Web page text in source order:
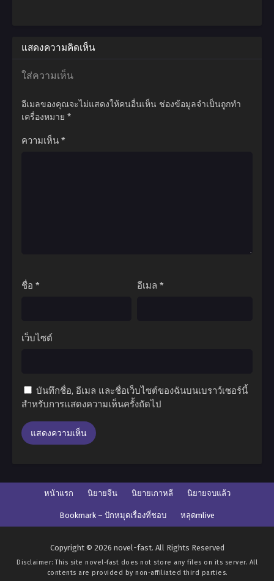
แสดงความคิดเห็น
ใส่ความเห็น
อีเมลของคุณจะไม่แสดงให้คนอื่นเห็น ช่องข้อมูลจำเป็นถูกทำ
เครื่องหมาย *
ความเห็น *
ชื่อ * อีเมล *
เว็บไซต์
บันทึกชื่อ, อีเมล และชื่อเว็บไซต์ของฉันบนเบราว์เซอร์นี้
สำหรับการแสดงความเห็นครั้งถัดไป
หน้าแรก นิยายจีน นิยายเกาหลี นิยายจบแล้ว
Bookmark – ปักหมุดเรื่องที่ชอบ หลุดmlive
Copyright © 2026 novel-fast. All Rights Reserved
Disclaimer: This site novel-fast does not store any files on its server. All
contents are provided by non-affiliated third parties.